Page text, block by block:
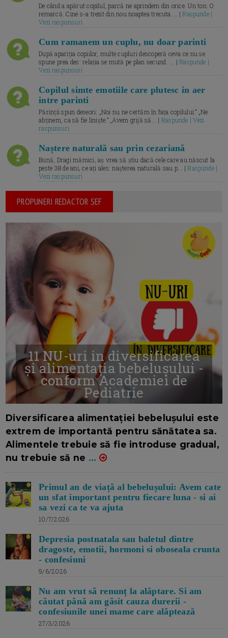
De când a apărut copilul, parcă ne aprindem din orice. Un ton. O
remarcă. Cine s-a trezit din nou noaptea trecuta.... |Raspunde |
Vezi raspunsuri
Cum ramanem un cuplu, nu doar parinti
După apariția copiilor, multe cupluri descoperă ceva ce nu se
spune prea des: relația se mută pe plan secund. ... |Raspunde |
Vezi raspunsuri
Copilul simte emotiile care plutesc in aer
intre parinti
Părinții spun deseori: „Noi nu ne certăm în fața copilului.” „Ne
abținem, ca să fie liniște.” „Avem grijă să... | Raspunde | Vezi
raspunsuri
Naștere naturală sau prin cezariană
Bună, Dragi mămici, aș vrea să știu dacă cele care au născut la
peste 38 de ani, ce ați ales: nașterea naturală sau p... |Raspunde |
Vezi raspunsuri
PROPUNERI REDACTOR SEF
11 NU-uri in diversificarea
și alimentația bebelușului -
conform Academiei de
Pediatrie
Diversificarea alimentației bebelușului este
extrem de importantă pentru sănătatea sa.
Alimentele trebuie să fie introduse gradual,
nu trebuie să ne ...
Primul an de viață al bebelușului: Avem cate
un sfat important pentru fiecare luna - si ai
sa vezi ca te va ajuta
10/7/2026
Depresia postnatala sau baletul dintre
dragoste, emotii, hormoni si oboseala crunta
- confesiuni
9/6/2026
Nu am vrut să renunț la alăptare. Si am
căutat până am găsit cauza durerii -
confesiunile unei mame care alăptează
27/3/2026